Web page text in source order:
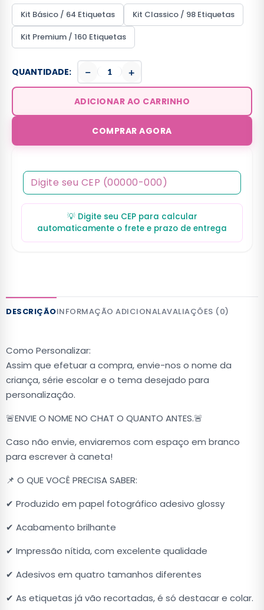
Kit Básico / 64 Etiquetas
Kit Classico / 98 Etiquetas
Kit Premium / 160 Etiquetas
QUANTIDADE: − +
ADICIONAR AO CARRINHO
COMPRAR AGORA
💡 Digite seu CEP para calcular
automaticamente o frete e prazo de entrega
DESCRIÇÃOINFORMAÇÃO ADICIONALAVALIAÇÕES (0)
Como Personalizar:
Assim que efetuar a compra, envie-nos o nome da
criança, série escolar e o tema desejado para
personalização.
🚨ENVIE O NOME NO CHAT O QUANTO ANTES.🚨
Caso não envie, enviaremos com espaço em branco
para escrever à caneta!
📌 O QUE VOCÊ PRECISA SABER:
✔ Produzido em papel fotográfico adesivo glossy
✔ Acabamento brilhante
✔ Impressão nítida, com excelente qualidade
✔ Adesivos em quatro tamanhos diferentes
✔ As etiquetas já vão recortadas, é só destacar e colar.